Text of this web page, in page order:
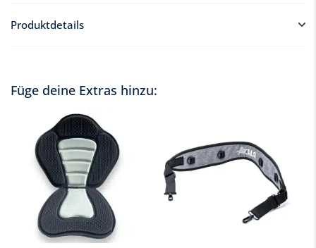
Produktdetails
Ikatere SUP Set, bestehend aus:
Trolley-Reiserucksack mit Rollen im neuen Design
Super Double Action Pump für schnelles Aufpumpen
Abnehmbare Mittel- und Seitenfinnen
Sicherungsleine
Reparatursatz
Elektrische SUP Pumpe 20 PSI
30l Backpack in Silber
CALA Poncho
Füge deine Extras hinzu: